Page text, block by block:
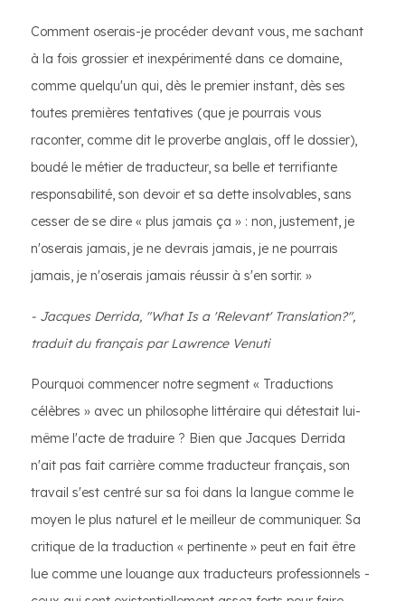
Comment oserais-je procéder devant vous, me sachant
à la fois grossier et inexpérimenté dans ce domaine,
comme quelqu'un qui, dès le premier instant, dès ses
toutes premières tentatives (que je pourrais vous
raconter, comme dit le proverbe anglais, off le dossier),
boudé le métier de traducteur, sa belle et terrifiante
responsabilité, son devoir et sa dette insolvables, sans
cesser de se dire « plus jamais ça » : non, justement, je
n'oserais jamais, je ne devrais jamais, je ne pourrais
jamais, je n'oserais jamais réussir à s'en sortir. »
- Jacques Derrida, "What Is a 'Relevant' Translation?",
traduit du français par Lawrence Venuti
Pourquoi commencer notre segment « Traductions
célèbres » avec un philosophe littéraire qui détestait lui-
même l'acte de traduire ? Bien que Jacques Derrida
n'ait pas fait carrière comme traducteur français, son
travail s'est centré sur sa foi dans la langue comme le
moyen le plus naturel et le meilleur de communiquer. Sa
critique de la traduction « pertinente » peut en fait être
lue comme une louange aux traducteurs professionnels -